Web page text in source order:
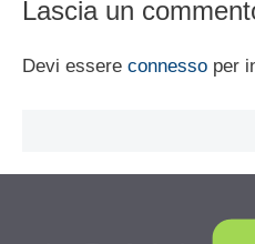
Lascia un
Devi essere connesso per